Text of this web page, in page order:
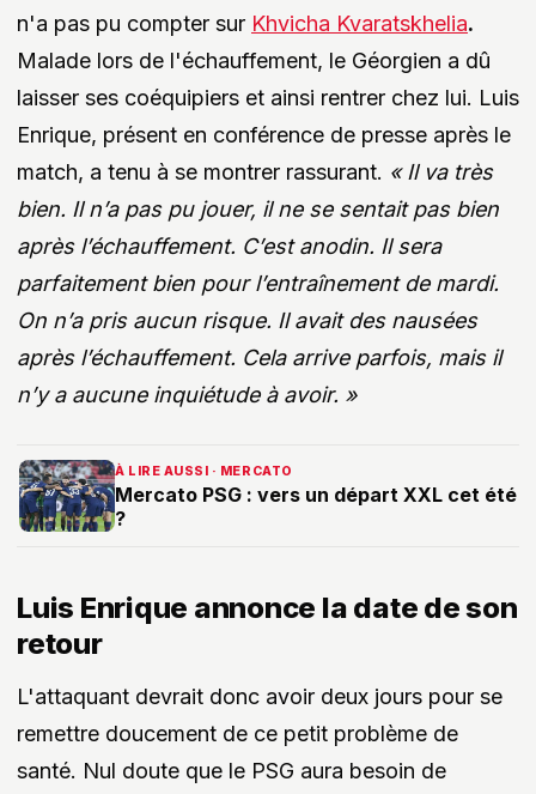
n'a pas pu compter sur Khvicha Kvaratskhelia.
Malade lors de l'échauffement, le Géorgien a dû
laisser ses coéquipiers et ainsi rentrer chez lui. Luis
Enrique, présent en conférence de presse après le
match, a tenu à se montrer rassurant. « Il va très
bien. Il n’a pas pu jouer, il ne se sentait pas bien
après l’échauffement. C’est anodin. Il sera
parfaitement bien pour l’entraînement de mardi.
On n’a pris aucun risque. Il avait des nausées
après l’échauffement. Cela arrive parfois, mais il
n’y a aucune inquiétude à avoir. »
À LIRE AUSSI · MERCATO
Mercato PSG : vers un départ XXL cet été
?
Luis Enrique annonce la date de son
retour
L'attaquant devrait donc avoir deux jours pour se
remettre doucement de ce petit problème de
santé. Nul doute que le PSG aura besoin de